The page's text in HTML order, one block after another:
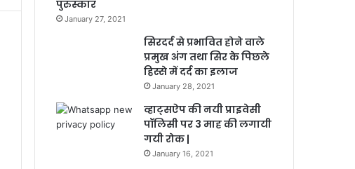
पुरुस्कार
January 27, 2021
सिरदर्द से प्रभावित होने वाले
प्रमुख अंग तथा सिर के पिछले
हिस्से में दर्द का इलाज
January 28, 2021
व्हाट्सऐप की नयी प्राइवेसी
पॉलिसी पर 3 माह की लगायी
गयी रोक |
January 16, 2021